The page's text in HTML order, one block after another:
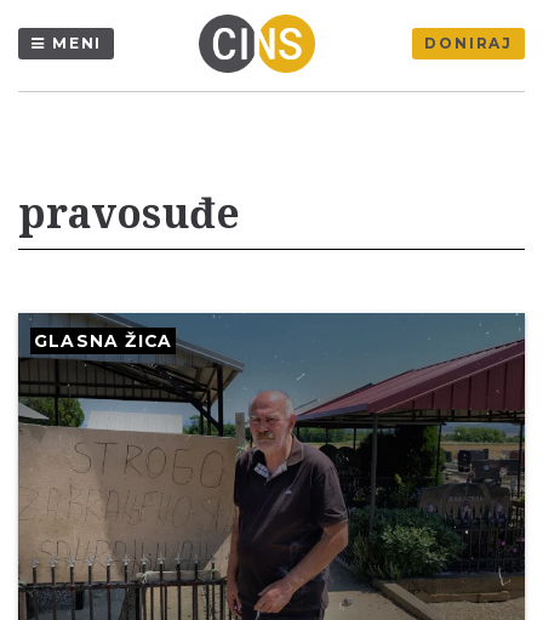
MENI DONIRAJ
pravosuđe
GLASNA ŽICA